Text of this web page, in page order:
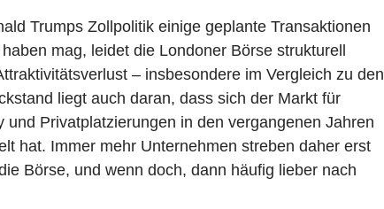
Trumps Zollpolitik einige geplante Transaktionen
mag, leidet die Londoner Börse strukturell
– insbesondere im Vergleich zu den
liegt auch daran, dass sich der Markt für
und Privatplatzierungen in den vergangenen Jahren
hat. Immer mehr Unternehmen streben daher erst
Börse, und wenn doch, dann häufig lieber nach